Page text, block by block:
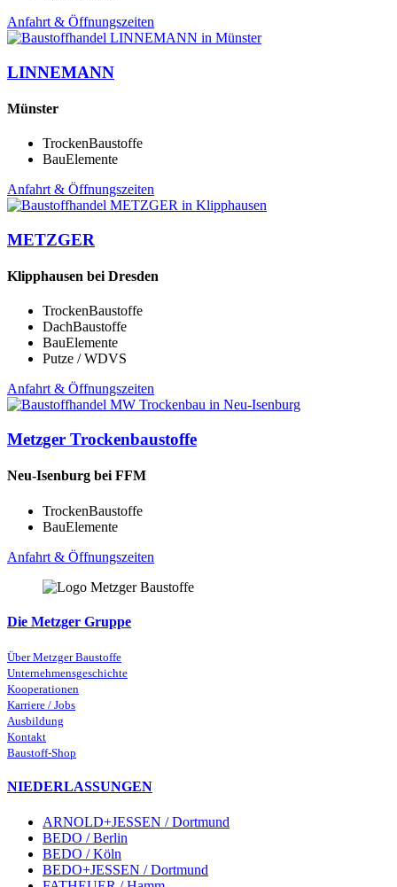
Anfahrt & Öffnungszeiten
LINNEMANN
Münster
TrockenBaustoffe
BauElemente
Anfahrt & Öffnungszeiten
METZGER
Klipphausen bei Dresden
TrockenBaustoffe
DachBaustoffe
BauElemente
Putze / WDVS
Anfahrt & Öffnungszeiten
Metzger Trockenbaustoffe
Neu-Isenburg bei FFM
TrockenBaustoffe
BauElemente
Anfahrt & Öffnungszeiten
Die Metzger Gruppe
Über Metzger Baustoffe
Unternehmensgeschichte
Kooperationen
Karriere / Jobs
Ausbildung
Kontakt
Baustoff-Shop
NIEDERLASSUNGEN
ARNOLD+JESSEN / Dortmund
BEDO / Berlin
BEDO / Köln
BEDO+JESSEN / Dortmund